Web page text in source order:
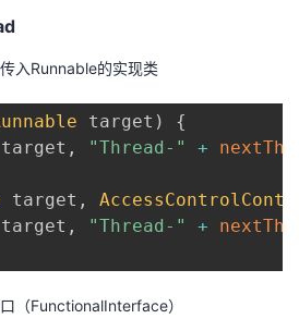
入Runnable的实现类
target )
{
target , "Thread-" +
target ,
target , "Thread-" +
（FunctionalInterface）